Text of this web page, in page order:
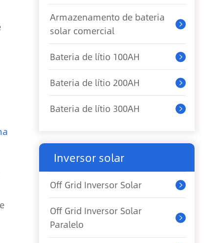
Armazenamento de bateria
solar comercial

Bateria de lítio 100AH 
Bateria de lítio 200AH 
Bateria de lítio 300AH 
Inversor solar
Off Grid Inversor Solar 
Off Grid Inversor Solar
Paralelo
